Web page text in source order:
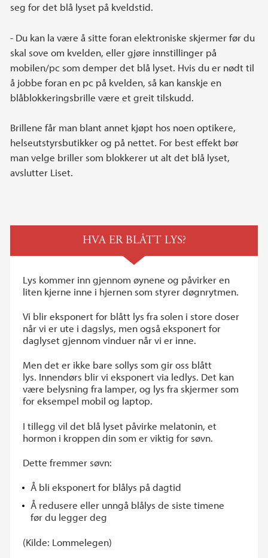
seg for det blå lyset på kveldstid.
- Du kan la være å sitte foran elektroniske skjermer før du
skal sove om kvelden, eller gjøre innstillinger på
mobilen/pc som demper det blå lyset. Hvis du er nødt til
å jobbe foran en pc på kvelden, så kan kanskje en
blåblokkeringsbrille være et greit tilskudd.
Brillene får man blant annet kjøpt hos noen optikere,
helseutstyrsbutikker og på nettet. For best effekt bør
man velge briller som blokkerer ut alt det blå lyset,
avslutter Liset.
HVA ER BLÅTT LYS?
Lys kommer inn gjennom øynene og påvirker en
liten kjerne inne i hjernen som styrer døgnrytmen.
Vi blir eksponert for blått lys fra solen i store doser
når vi er ute i dagslys, men også eksponert for
daglyset gjennom vinduer når vi er inne.
Men det er ikke bare sollys som gir oss blått
lys. Innendørs blir vi eksponert via ledlys. Det kan
være belysning fra lamper, og lys fra skjermer som
for eksempel mobil og laptop.
I tillegg vil det blå lyset påvirke melatonin, et
hormon i kroppen din som er viktig for søvn.
Dette fremmer søvn:
Å bli eksponert for blålys på dagtid
Å redusere eller unngå blålys de siste timene
før du legger deg
(Kilde: Lommelegen)